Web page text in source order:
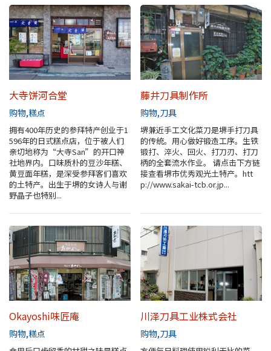
大寺饼河合堂
购物 糕点
拥有400年历史的参拜特产创业于1
596年的日式糕点店，位于被人们
亲切地称为“大寺San”的开口神
社地界内。口味质朴的豆沙年糕、
黄豆面年糕，是深受参拜客们喜欢
的土特产。出生于堺的女诗人与谢
野晶子也特别...
藤井刀具制作所
购物 刀具
堺兼近手工文化菜刀是堺手打刀具
的传统。用心做好锻造工序。生铁
锻打、淬火、回火、打刀刃、打刀
柄的全套流水作业。 请点击下方链
接查看堺市优秀观光土特产。htt
p://www.sakai-tcb.or.jp...
Okayoshi味匠庵
购物 糕点
川泽刀具工业株式会社
购物 刀具